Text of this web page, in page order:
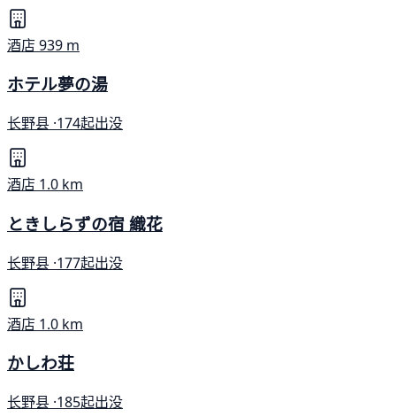
酒店939 m
ホテル夢の湯
长野县 ·174起出没
酒店 1.0 km
ときしらずの宿 織花
长野县 ·177起出没
酒店 1.0 km
かしわ荘
长野县 ·185起出没